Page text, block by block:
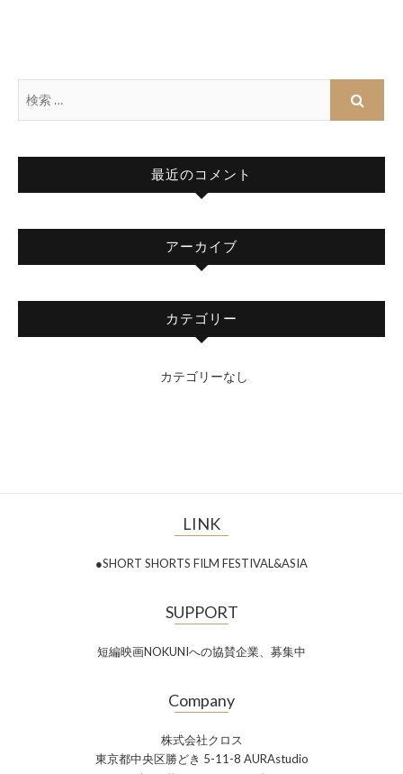
最近のコメント
アーカイブ
カテゴリー
カテゴリーなし
LINK
●SHORT SHORTS FILM FESTIVAL&ASIA
SUPPORT
短編映画NOKUNIへの協賛企業、募集中
Company
株式会社クロス
東京都中央区勝どき 5-11-8 AURAstudio